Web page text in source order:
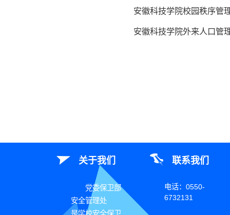
安徽科技学院校园秩序管
安徽科技学院外来人口管
关于我们
党委保卫部
安全管理处
联系我们
电话：0550-
6732131